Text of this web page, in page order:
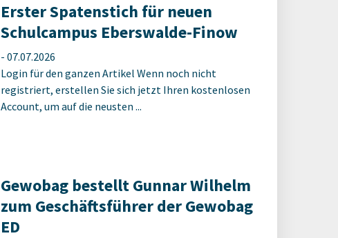
Erster Spatenstich für neuen
Schulcampus Eberswalde-Finow
- 07.07.2026
Login für den ganzen Artikel Wenn noch nicht
registriert, erstellen Sie sich jetzt Ihren kostenlosen
Account, um auf die neusten ...
Gewobag bestellt Gunnar Wilhelm
zum Geschäftsführer der Gewobag
ED